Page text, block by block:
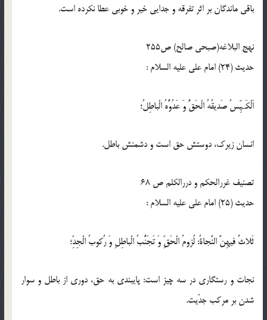
باقى ماندگان بر اثر تفرقه و جدايى خير و خوبى عطا نكرده است.
نهج البلاغه(صبحی صالح) ص255
حدیث (24) امام على عليه السلام :
اَلْكَـيِّسُ صَديقُهُ الْحَقُّ وَ عَدُوُّهُ الْباطِلُ؛
انسان زيرك، دوستش حق است و دشمنش باطل.
تصنیف غررالحكم و دررالکلم ص 68
حدیث (25) امام على عليه السلام :
ثَلاثٌ فيهِنَّ النَّجاةُ: لُزومُ الْحَقِّ وَ تَجَنُّبُ الْباطِلِ وَ رُكوبُ الْجِدِّ؛
نجات و رستگارى در سه چيز است: پايبندى به حق، دورى از باطل و سوار
شدن بر مركب جدّيت.